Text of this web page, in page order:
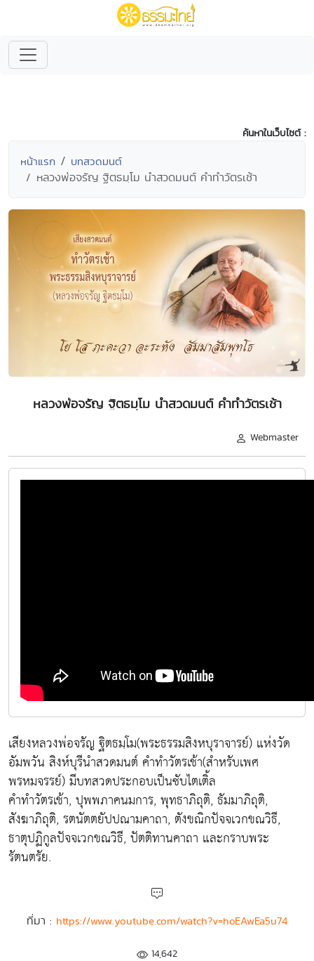
ค้นหาในเว็บไซต์ :
หน้าแรก บทสวดมนต์
หลวงพ่อจรัญ ฐิตธมฺโม นำสวดมนต์ คำทำวัตรเช้า
หลวงพ่อจรัญ ฐิตธมฺโม นำสวดมนต์ คำทำวัตรเช้า
Webmaster
เสียงหลวงพ่อจรัญ ฐิตธมฺโม(พระธรรมสิงหบุราจารย์) แห่งวัด
อัมพวัน สิงห์บุรีนำสวดมนต์ คำทำวัตรเช้า(สำหรับเพศ
พรหมจรรย์) มีบทสวดประกอบเป็นซับไตเติ้ล
คำทำวัตรเช้า, ปุพพภาคนมการ, พุทธาภิถุติ, ธัมมาภิถุติ,
สังฆาภิถุติ, รตนัตตยัปปณามคาถา, ตังขณิกปัจจเวกขณวิธี,
ธาตุปฏิกูลปัจจเวกขณวิธี, ปัตติทานคาถา และกราบพระ
รัตนตรัย.
ที่มา : https://www.youtube.com/watch?v=hoEAwEa5u74
14,642